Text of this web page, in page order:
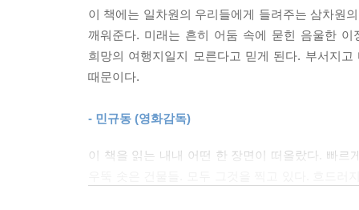
“그리운 시절로 갈 수 있는 유일한 방법은 현재에
보경의 눈동자가 노을빛처럼 반짝거렸다. 반짝거
“행복이 만병통치약이거든.”
“행복한 순간만이 유일하게 그리움을 이겨.”
--- p.205
성실함만으로도 천선란의 행보는 더할 나위 없
가지고 있다. 10년 동안 모인 작은 물방울들
한국과학문학상의 또 다른 성취로 기억될 것이다.
있는 힘껏, 여린 풀잎 하나 놓치지 않는 올곧고 믿
SF가 진보하는 기술 속에서 변화하고 발전하는
이 책에는 일차원의 우리들에게 들려주는 삼차원
깨워준다. 미래는 흔히 어둠 속에 묻힌 음울한
희망의 여행지일지 모른다고 믿게 된다. 부서지
때문이다.
- 민규동 (영화감독)
이 책을 읽는 내내 어떤 한 장면이 떠올랐다. 빠